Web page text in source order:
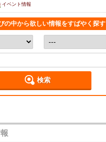
イベント情報
の中から欲しい情報をすばやく探す
検索